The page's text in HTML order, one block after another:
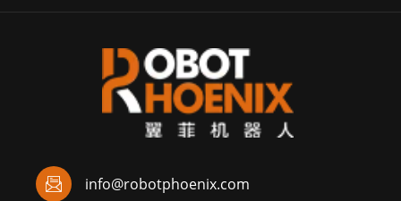
info@robotphoenix.com
